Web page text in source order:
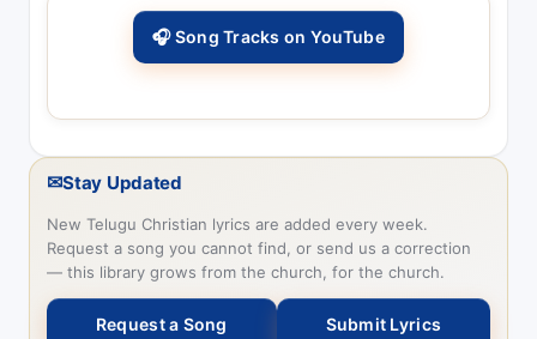
🎧 Song Tracks on YouTube
✉Stay Updated
New Telugu Christian lyrics are added every week.
Request a song you cannot find, or send us a correction
— this library grows from the church, for the church.
Request a Song Submit Lyrics